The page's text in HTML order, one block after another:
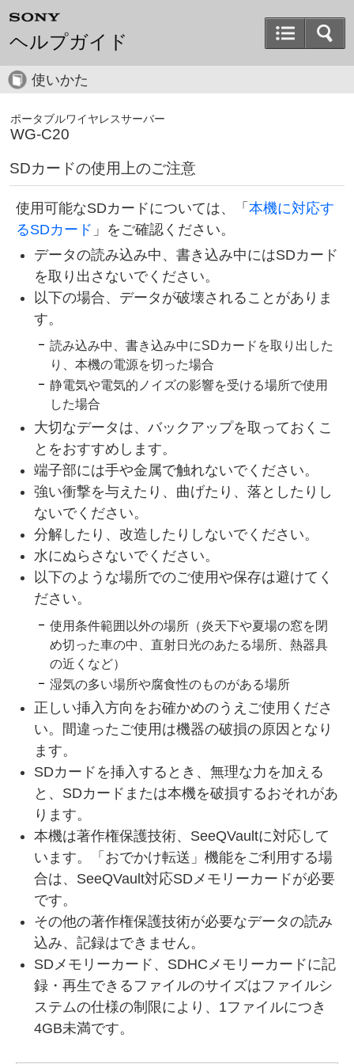
ヘルプガイド
使いかた
ポータブルワイヤレスサーバー
WG-C20
SDカードの使用上のご注意
使用可能なSDカードについては、「 本機に対応す
るSDカード 」をご確認ください。
データの読み込み中、書き込み中にはSDカード
を取り出さないでください。
以下の場合、データが破壊されることがありま
す。
読み込み中、書き込み中にSDカードを取り出した
り、本機の電源を切った場合
静電気や電気的ノイズの影響を受ける場所で使用
した場合
大切なデータは、バックアップを取っておくこ
とをおすすめします。
端子部には手や金属で触れないでください。
強い衝撃を与えたり、曲げたり、落としたりし
ないでください。
分解したり、改造したりしないでください。
水にぬらさないでください。
以下のような場所でのご使用や保存は避けてく
ださい。
使用条件範囲以外の場所（炎天下や夏場の窓を閉
め切った車の中、直射日光のあたる場所、熱器具
の近くなど）
湿気の多い場所や腐食性のものがある場所
正しい挿入方向をお確かめのうえご使用くださ
い。間違ったご使用は機器の破損の原因となり
ます。
SDカードを挿入するとき、無理な力を加える
と、SDカードまたは本機を破損するおそれがあ
ります。
本機は著作権保護技術、SeeQVaultに対応して
います。「おでかけ転送」機能をご利用する場
合は、SeeQVault対応SDメモリーカードが必要
です。
その他の著作権保護技術が必要なデータの読み
込み、記録はできません。
SDメモリーカード、SDHCメモリーカードに記
録・再生できるファイルのサイズはファイルシ
ステムの仕様の制限により、1ファイルにつき
4GB未満です。